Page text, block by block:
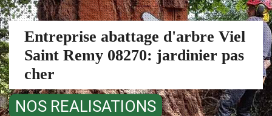
Entreprise abattage d'arbre Viel
Saint Remy 08270: jardinier pas
cher
NOS REALISATIONS